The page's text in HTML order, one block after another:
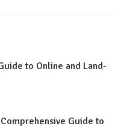
to Online and Land-
Guide to